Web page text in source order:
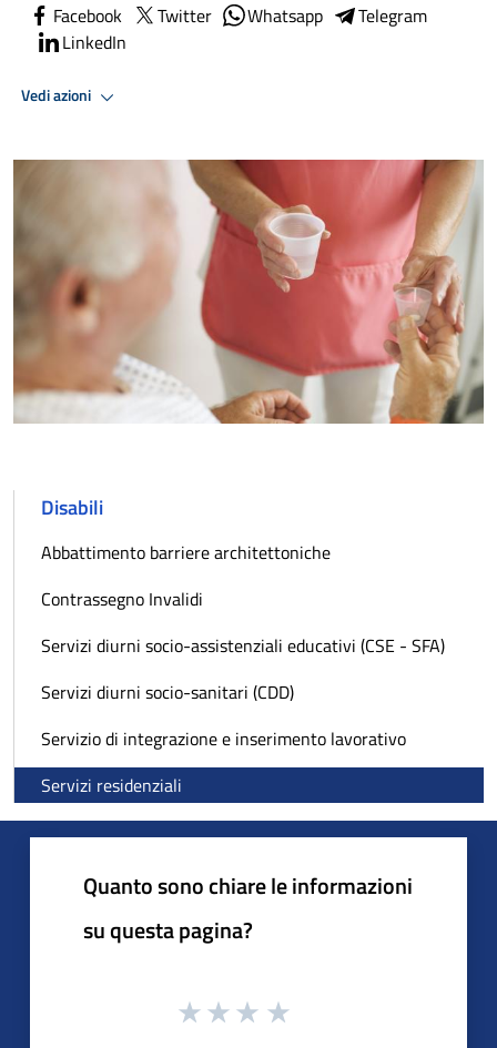
Facebook Twitter Whatsapp
Telegram
LinkedIn
Vedi azioni
Disabili
Abbattimento barriere architettoniche
Contrassegno Invalidi
Servizi diurni socio-assistenziali educativi (CSE - SFA)
Servizi diurni socio-sanitari (CDD)
Servizio di integrazione e inserimento lavorativo
Servizi residenziali
Quanto sono chiare le informazioni
su questa pagina?